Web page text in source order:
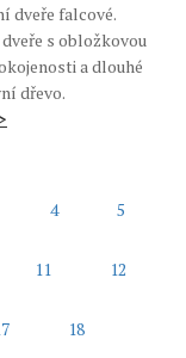
dveře falcové.
s obložkovou
a dlouhé
dřevo.
4 5
11 12
18